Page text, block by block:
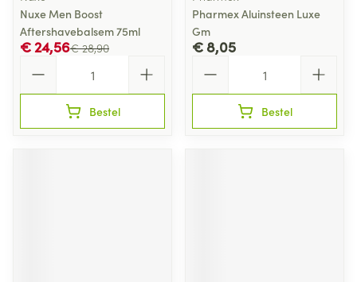
Nuxe Men Boost
Aftershavebalsem 75ml
€ 28,90
€ 24,56
Bestel
Pharmex Aluinsteen Luxe
Gm
€ 8,05
Bestel